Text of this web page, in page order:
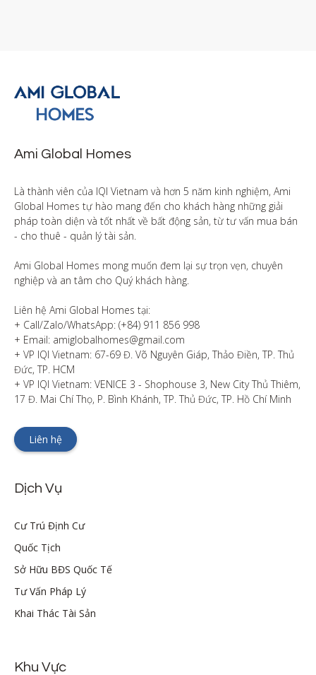
Ami Global Homes
Là thành viên của IQI Vietnam và hơn 5 năm kinh nghiệm, Ami
Global Homes tự hào mang đến cho khách hàng những giải
pháp toàn diện và tốt nhất về bất động sản, từ tư vấn mua bán
- cho thuê - quản lý tài sản.
Ami Global Homes mong muốn đem lại sự trọn vẹn, chuyên
nghiệp và an tâm cho Quý khách hàng.
Liên hệ Ami Global Homes tại:
+ Call/Zalo/WhatsApp: (+84) 911 856 998
+ Email: amiglobalhomes@gmail.com
+ VP IQI Vietnam: 67-69 Đ. Võ Nguyên Giáp, Thảo Điền, TP. Thủ
Đức, TP. HCM
+ VP IQI Vietnam: VENICE 3 - Shophouse 3, New City Thủ Thiêm,
17 Đ. Mai Chí Thọ, P. Bình Khánh, TP. Thủ Đức, TP. Hồ Chí Minh
Liên hệ
Dịch Vụ
Cư Trú Định Cư
Quốc Tịch
Sở Hữu BĐS Quốc Tế
Tư Vấn Pháp Lý
Khai Thác Tài Sản
Khu Vực